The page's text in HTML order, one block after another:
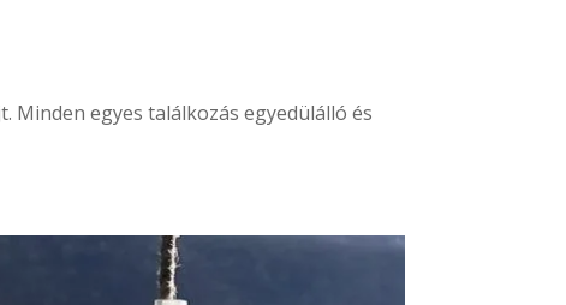
Minden egyes találkozás egyedülálló és